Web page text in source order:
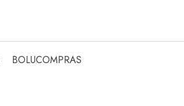
BOLUCOMPRAS